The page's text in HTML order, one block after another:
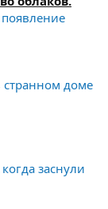
странном доме
заснули